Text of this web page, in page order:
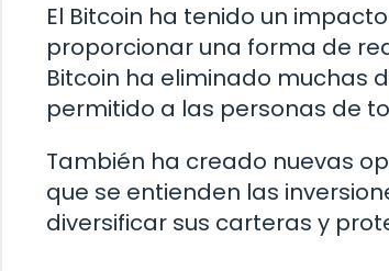
El Bitcoin ha tenido un
proporcionar una forma de
Bitcoin ha eliminado muchas
permitido a las personas de
También ha creado nuevas
que se entienden las
diversificar sus carteras y